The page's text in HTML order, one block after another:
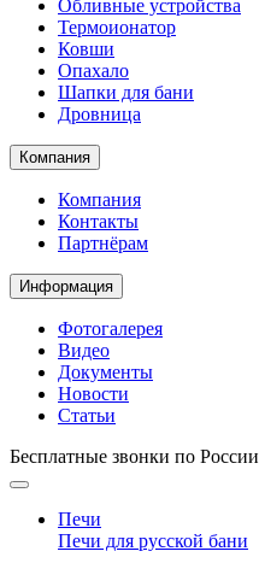
Обливные устройства
Термоионатор
Ковши
Опахало
Шапки для бани
Дровница
Компания
Компания
Контакты
Партнёрам
Информация
Фотогалерея
Видео
Документы
Новости
Статьи
Бесплатные звонки по России
Печи
Печи для русской бани